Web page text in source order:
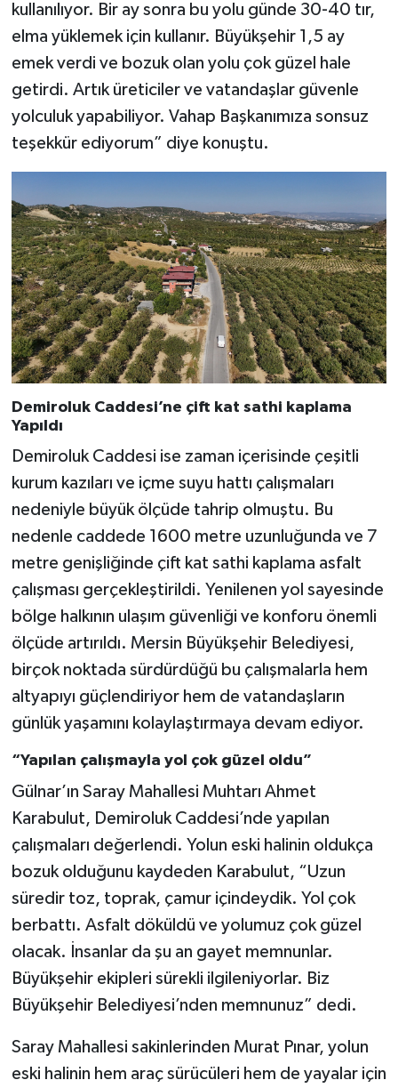
kullanılıyor. Bir ay sonra bu yolu günde 30-40 tır,
elma yüklemek için kullanır. Büyükşehir 1,5 ay
emek verdi ve bozuk olan yolu çok güzel hale
getirdi. Artık üreticiler ve vatandaşlar güvenle
yolculuk yapabiliyor. Vahap Başkanımıza sonsuz
teşekkür ediyorum” diye konuştu.
Demiroluk Caddesi’ne çift kat sathi kaplama
Yapıldı
Demiroluk Caddesi ise zaman içerisinde çeşitli
kurum kazıları ve içme suyu hattı çalışmaları
nedeniyle büyük ölçüde tahrip olmuştu. Bu
nedenle caddede 1600 metre uzunluğunda ve 7
metre genişliğinde çift kat sathi kaplama asfalt
çalışması gerçekleştirildi. Yenilenen yol sayesinde
bölge halkının ulaşım güvenliği ve konforu önemli
ölçüde artırıldı. Mersin Büyükşehir Belediyesi,
birçok noktada sürdürdüğü bu çalışmalarla hem
altyapıyı güçlendiriyor hem de vatandaşların
günlük yaşamını kolaylaştırmaya devam ediyor.
“Yapılan çalışmayla yol çok güzel oldu”
Gülnar’ın Saray Mahallesi Muhtarı Ahmet
Karabulut, Demiroluk Caddesi’nde yapılan
çalışmaları değerlendi. Yolun eski halinin oldukça
bozuk olduğunu kaydeden Karabulut, “Uzun
süredir toz, toprak, çamur içindeydik. Yol çok
berbattı. Asfalt döküldü ve yolumuz çok güzel
olacak. İnsanlar da şu an gayet memnunlar.
Büyükşehir ekipleri sürekli ilgileniyorlar. Biz
Büyükşehir Belediyesi’nden memnunuz” dedi.
Saray Mahallesi sakinlerinden Murat Pınar, yolun
eski halinin hem araç sürücüleri hem de yayalar için